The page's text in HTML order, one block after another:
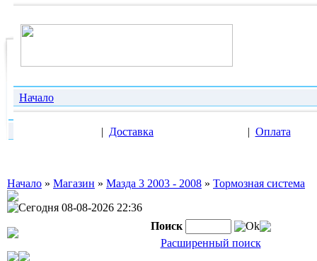
Начало
| Доставка | Оплата
Начало » Магазин » Мазда 3 2003 - 2008 » Тормозная система
Сегодня 08-08-2026 22:36
Поиск
Ok
Расширенный поиск